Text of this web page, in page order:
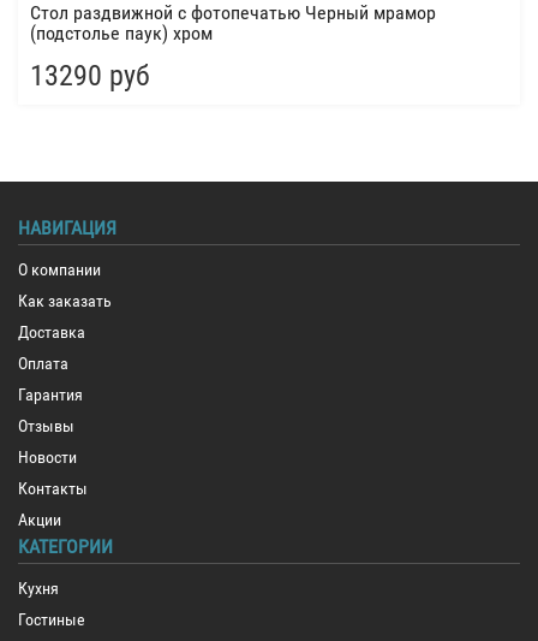
Стол раздвижной с фотопечатью Черный мрамор
(подстолье паук) хром
13290 руб
НАВИГАЦИЯ
О компании
Как заказать
Доставка
Оплата
Гарантия
Отзывы
Новости
Контакты
Акции
КАТЕГОРИИ
Кухня
Гостиные